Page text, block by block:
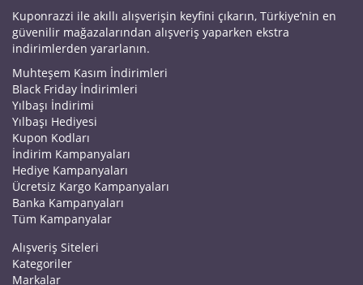
Kuponrazzi ile akıllı alışverişin keyfini çıkarın, Türkiye’nin en
güvenilir mağazalarından alışveriş yaparken ekstra
indirimlerden yararlanın.
Muhteşem Kasım İndirimleri
Black Friday İndirimleri
Yılbaşı İndirimi
Yılbaşı Hediyesi
Kupon Kodları
İndirim Kampanyaları
Hediye Kampanyaları
Ücretsiz Kargo Kampanyaları
Banka Kampanyaları
Tüm Kampanyalar
Alışveriş Siteleri
Kategoriler
Markalar